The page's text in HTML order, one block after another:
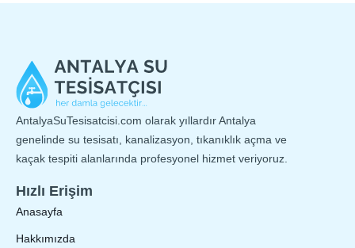
AntalyaSuTesisatcisi.com olarak yıllardır Antalya
genelinde su tesisatı, kanalizasyon, tıkanıklık açma ve
kaçak tespiti alanlarında profesyonel hizmet veriyoruz.
Hızlı Erişim
Anasayfa
Hakkımızda